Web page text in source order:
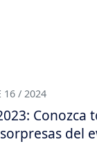
16 / 2024
Conozca
del